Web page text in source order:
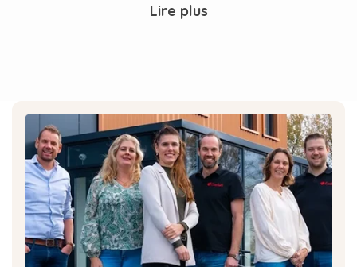
caractéristique.
arôme, de son équilibre et de sa qualité. Nos
grains de café sont fraîchement torréfiés aux
Pays-Bas et ont été développés pour les
amateurs de café qui souhaitent déguster un
café pur et de caractère.
La gamme se compose de sept saveurs de café
Eccellente : Nicaragua, Brésil, Mexique,
Honduras, Guatemala, Pérou et Pérou décaféiné.
Lire plus